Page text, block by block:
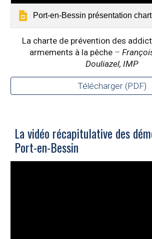
Port-en-Bessin présentation
La charte de prévention des
armements à la pêche –
Douliazel, IMP
Télécharger (PDF)
La vidéo récapitulative des
Port-en-Bessin